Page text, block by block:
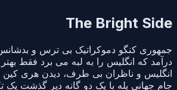
The Bright Side
جمهوری کنگو دموکراتیک بی ترس و بدشانس
درآمد که انگلیس را به لبه می برد فقط
انگلیس و ناظران بی طرف، دیدن هری
جام جهانی پله با یک دو گانه دیر گذشت یک